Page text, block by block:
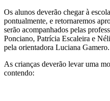
Os alunos deverão chegar à
pontualmente, e retornaremos
serão acompanhados pelas
Ponciano, Patrícia Escaleira e
pela orientadora Luciana Gamero.
As crianças deverão levar uma
contendo: